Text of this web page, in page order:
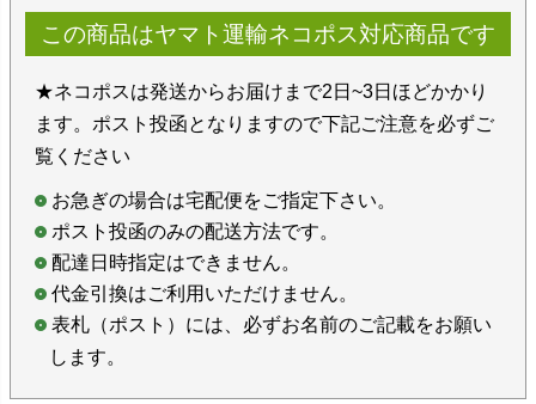
この商品はヤマト運輸ネコポス対応商品です
★ネコポスは発送からお届けまで2日~3日ほどかかり
ます。ポスト投函となりますので下記ご注意を必ずご
覧ください
お急ぎの場合は宅配便をご指定下さい。
ポスト投函のみの配送方法です。
配達日時指定はできません。
代金引換はご利用いただけません。
表札（ポスト）には、必ずお名前のご記載をお願い
します。